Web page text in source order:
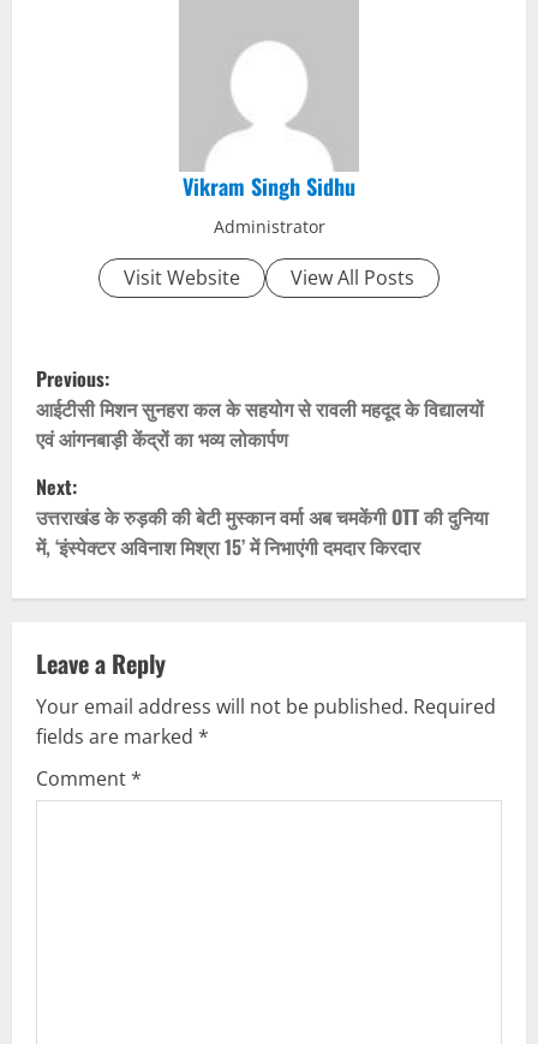
Vikram Singh Sidhu
Administrator
Visit Website View All Posts
P
o
s
t
n
v
i
g
Previous:
आईटीसी मिशन सुनहरा कल के सहयोग से रावली महदूद के विद्यालयों
एवं आंगनबाड़ी केंद्रों का भव्य लोकार्पण
Next:
उत्तराखंड के रुड़की की बेटी मुस्कान वर्मा अब चमकेंगी OTT की दुनिया
में, ‘इंस्पेक्टर अविनाश मिश्रा 15’ में निभाएंगी दमदार किरदार
Leave a Reply
Your email address will not be published. Required
fields are marked *
Comment*